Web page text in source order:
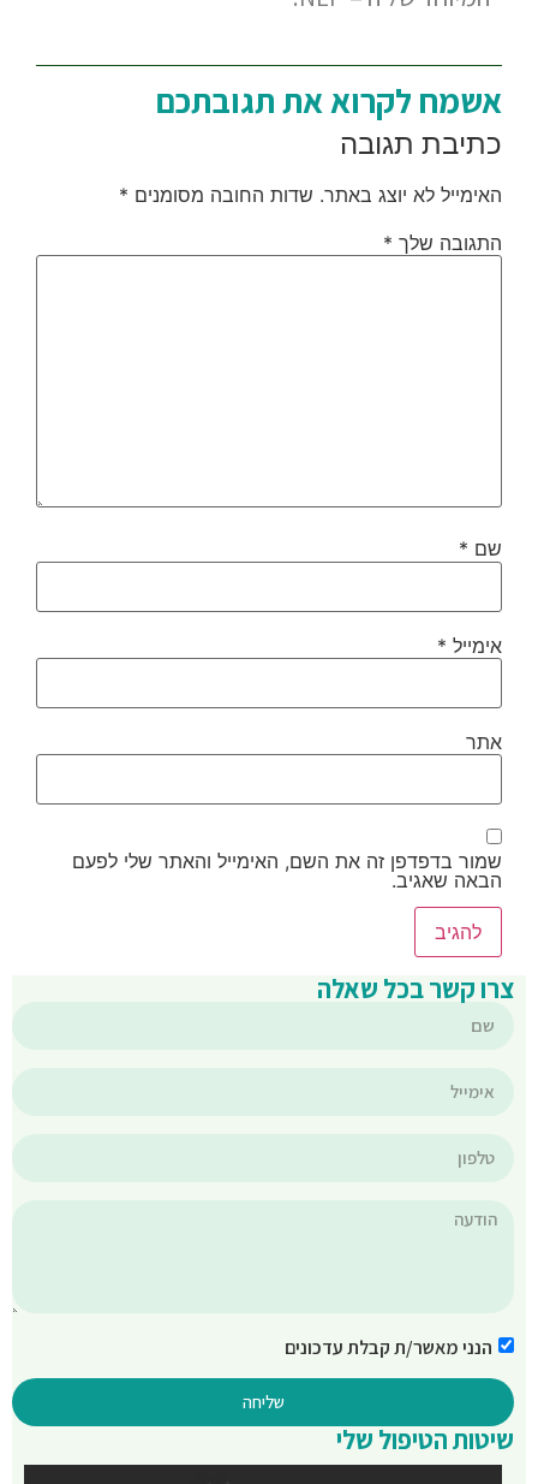
אשמח לקרוא את תגובתכם
כתיבת תגובה
האימייל לא יוצג באתר. שדות החובה מסומנים *
התגובה שלך *
שם *
אימייל *
אתר
שמור בדפדפן זה את השם, האימייל והאתר שלי לפעם
הבאה שאגיב.
צרו קשר בכל שאלה
הנני מאשר/ת קבלת עדכונים
שליחה
שיטות הטיפול שלי